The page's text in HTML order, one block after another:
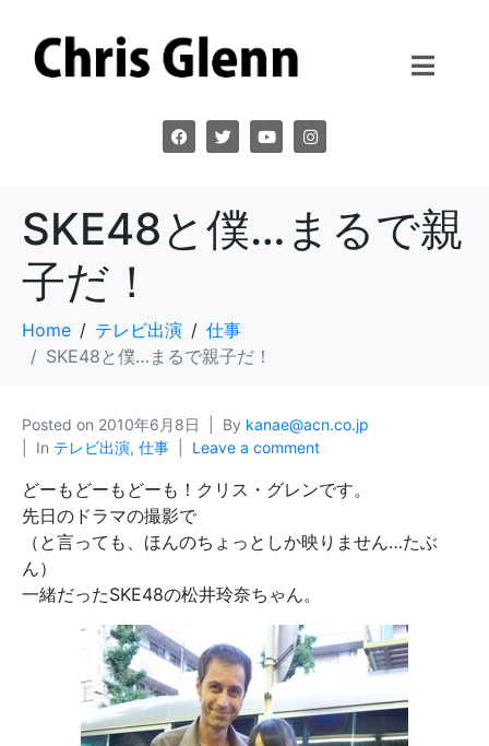
SKE48と僕…まるで親
子だ！
Home テレビ出演
仕事
SKE48と僕…まるで親子だ！
Posted on 2010年6月8日 By kanae@acn.co.jp
In テレビ出演, 仕事 Leave a comment
どーもどーもどーも！クリス・グレンです。
先日のドラマの撮影で
（と言っても、ほんのちょっとしか映りません…たぶ
ん）
一緒だったSKE48の松井玲奈ちゃん。